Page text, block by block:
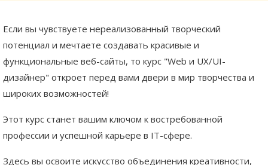
Если вы чувствуете нереализованный творческий
потенциал и мечтаете создавать красивые и
функциональные веб-сайты, то курс "Web и UX/UI-
дизайнер" откроет перед вами двери в мир творчества и
широких возможностей!
Этот курс станет вашим ключом к востребованной
профессии и успешной карьере в IT-сфере.
Здесь вы освоите искусство объединения креативности,